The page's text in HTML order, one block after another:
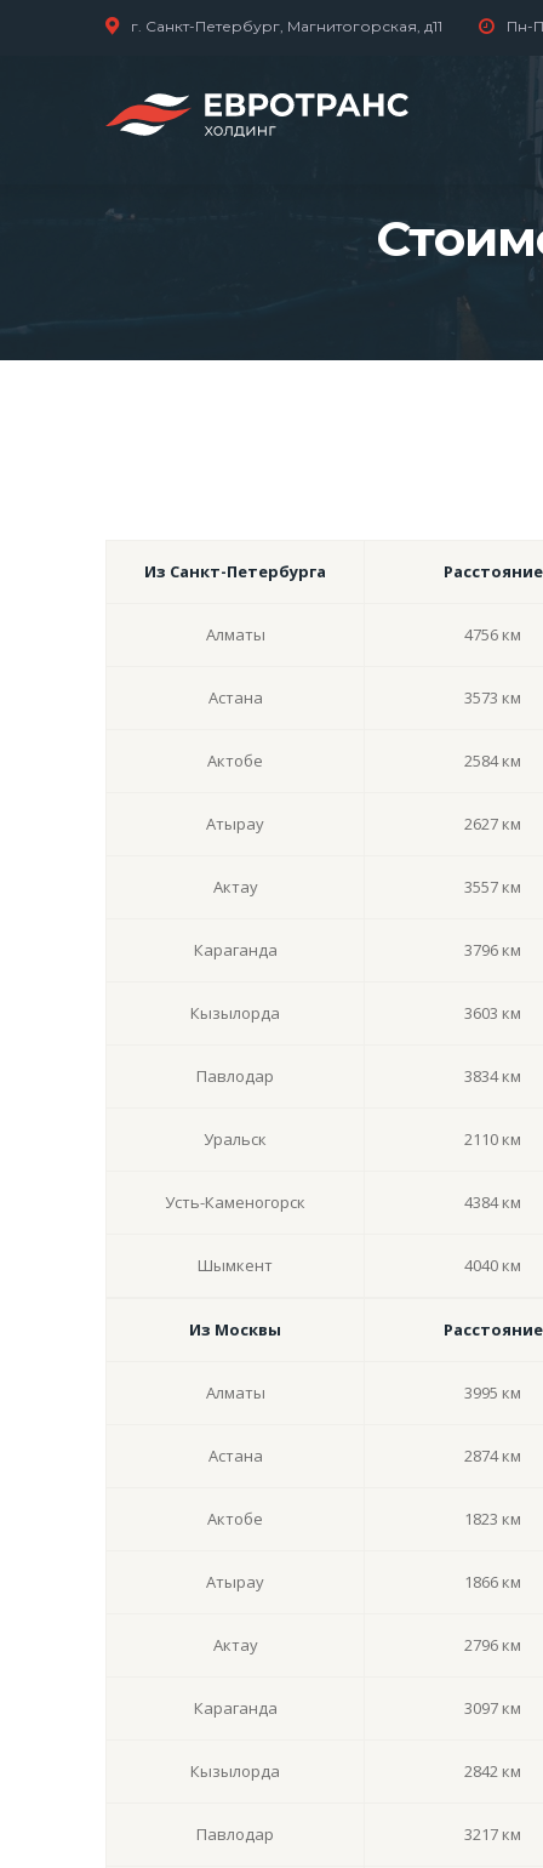
г. Санкт-Петербург, Магнитогорская, д11 Пн-
Из Санкт-Петербурга Расстояние
Алматы 4756 км
Астана 3573 км
Актобе 2584 км
Атырау 2627 км
Актау 3557 км
Караганда 3796 км
Кызылорда 3603 км
Павлодар 3834 км
Уральск 2110 км
Усть-Каменогорск 4384 км
Шымкент 4040 км
Из Москвы Расстояние
Алматы 3995 км
Астана 2874 км
Актобе 1823 км
Атырау 1866 км
Актау 2796 км
Караганда 3097 км
Кызылорда 2842 км
Павлодар 3217 км